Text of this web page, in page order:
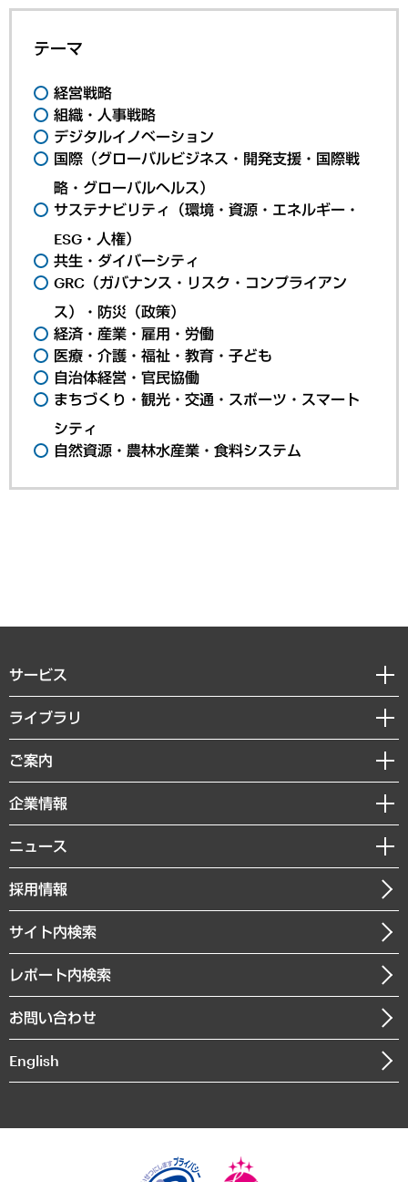
テーマ
経営戦略
組織・人事戦略
デジタルイノベーション
国際（グローバルビジネス・開発支援・国際戦
略・グローバルヘルス）
サステナビリティ（環境・資源・エネルギー・
ESG・人権）
共生・ダイバーシティ
GRC（ガバナンス・リスク・コンプライアン
ス）・防災（政策）
経済・産業・雇用・労働
医療・介護・福祉・教育・子ども
自治体経営・官民協働
まちづくり・観光・交通・スポーツ・スマート
シティ
自然資源・農林水産業・食料システム
サービス
経営戦略
組織・人事戦略
デジタルイノベーション
共生・ダイバーシティ
GRC（ガバナンス・リスク・コンプライアンス）・防災（政策）
経済・産業・雇用・労働
まちづくり・観光・交通・スポーツ・スマートシティ
自然資源・農林水産業・食料システム
ライブラリ
経済調査
レポート
コラム
経営用語集
受託・受注実績（官公庁関連）
メディア掲載・出演
ご案内
セミナー・イベント情報
MUFGビジネスセミナー
受託案件情報
企業情報
私たちの想い
社長メッセージ
会社概要
沿革
組織図・本部部室紹介
インドネシア現地法人
個人情報保護方針
ニュース
ニュースリリース
お知らせ
採用情報
サイト内検索
レポート内検索
お問い合わせ
English